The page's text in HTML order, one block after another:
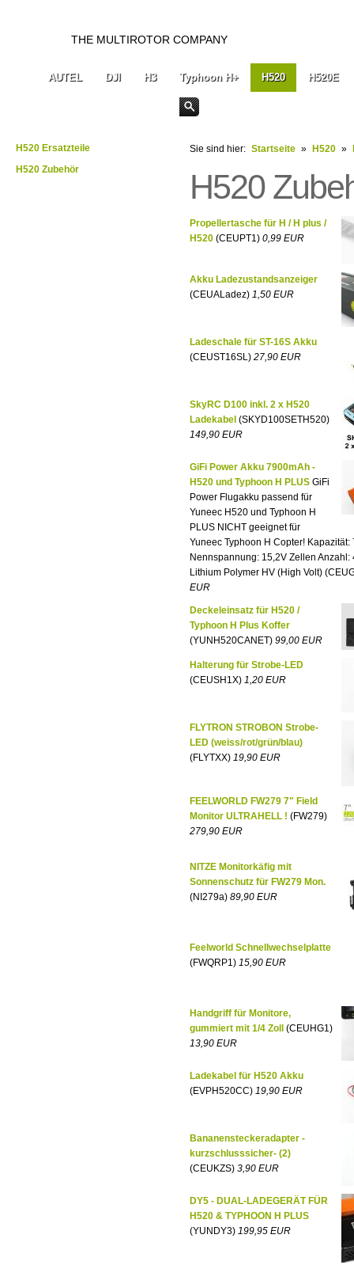
THE MULTIROTOR COMPANY
AUTEL DJI H3 Typhoon H+ H520 H520E
H520 Ersatzteile
H520 Zubehör
Sie sind hier: Startseite » H520 »
H520
Propellertasche für H / H plus /
H520 (CEUPT1) 0,99 EUR
Akku Ladezustandsanzeiger
(CEUALadez) 1,50 EUR
Ladeschale für ST-16S Akku
(CEUST16SL) 27,90 EUR
SkyRC D100 inkl. 2 x H520
Ladekabel (SKYD100SETH520)
149,90 EUR
GiFi Power Akku 7900mAh -
H520 und Typhoon H PLUS GiFi
Power Flugakku passend für
Yuneec H520 und Typhoon H
PLUS NICHT geeignet für
Yuneec Typhoon H Copter! Kapazität:
Nennspannung: 15,2V Zellen Anzahl:
Lithium Polymer HV (High Volt)
EUR
Deckeleinsatz für H520 /
Typhoon H Plus Koffer
(YUNH520CANET) 99,00 EUR
Halterung für Strobe-LED
(CEUSH1X) 1,20 EUR
FLYTRON STROBON Strobe-
LED (weiss/rot/grün/blau)
(FLYTXX) 19,90 EUR
FEELWORLD FW279 7" Field
Monitor ULTRAHELL ! (FW279)
279,90 EUR
NITZE Monitorkäfig mit
Sonnenschutz für FW279 Mon.
(NI279a) 89,90 EUR
Feelworld Schnellwechselplatte
(FWQRP1) 15,90 EUR
Handgriff für Monitore,
gummiert mit 1/4 Zoll
(CEUHG1)
13,90 EUR
Ladekabel für H520 Akku
(EVPH520CC) 19,90 EUR
Bananensteckeradapter -
kurzschlusssicher- (2)
(CEUKZS) 3,90 EUR
DY5 - DUAL-LADEGERÄT FÜR
H520 & TYPHOON H PLUS
(YUNDY3) 199,95 EUR